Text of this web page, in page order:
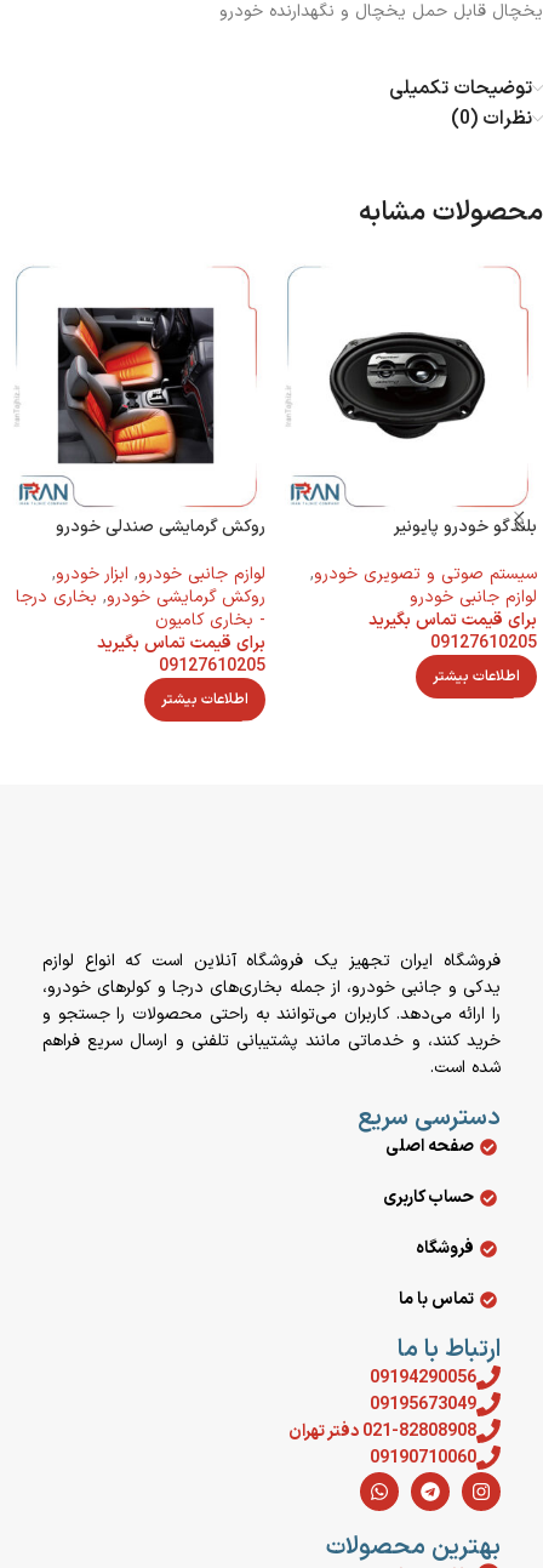
یخچال قابل حمل یخچال و نگهدارنده خودرو
توضیحات تکمیلی
نظرات (0)
محصولات مشابه
بلندگو خودرو پایونیر
سیستم صوتی و تصویری خودرو,
لوازم جانبی خودرو
برای قیمت تماس بگیرید
09127610205
اطلاعات بیشتر
روکش گرمایشی صندلی خودرو
لوازم جانبی خودرو, ابزار خودرو,
روکش گرمایشی خودرو, بخاری درجا
- بخاری کامیون
برای قیمت تماس بگیرید
09127610205
اطلاعات بیشتر
فروشگاه ایران تجهیز یک فروشگاه آنلاین است که انواع لوازم
یدکی و جانبی خودرو، از جمله بخاری‌های درجا و کولرهای خودرو،
را ارائه می‌دهد. کاربران می‌توانند به راحتی محصولات را جستجو و
خرید کنند، و خدماتی مانند پشتیبانی تلفنی و ارسال سریع فراهم
شده است.
دسترسی سریع
صفحه اصلی
حساب کاربری
فروشگاه
تماس با ما
ارتباط با ما
09194290056
09195673049
021-82808908 دفتر تهران
09190710060
بهترین محصولات